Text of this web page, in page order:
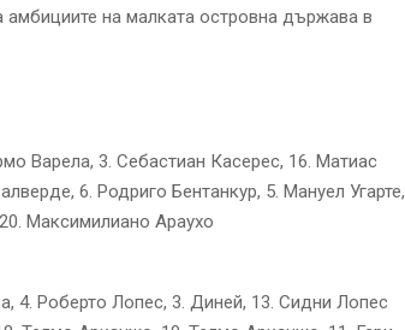
на малката островна държава в
Варела, 3. Себастиан Касерес, 16. Матиас
6. Родриго Бентанкур, 5. Мануел Угарте,
Максимилиано Араухо
4. Роберто Лопес, 3. Диней, 13. Сидни Лопес